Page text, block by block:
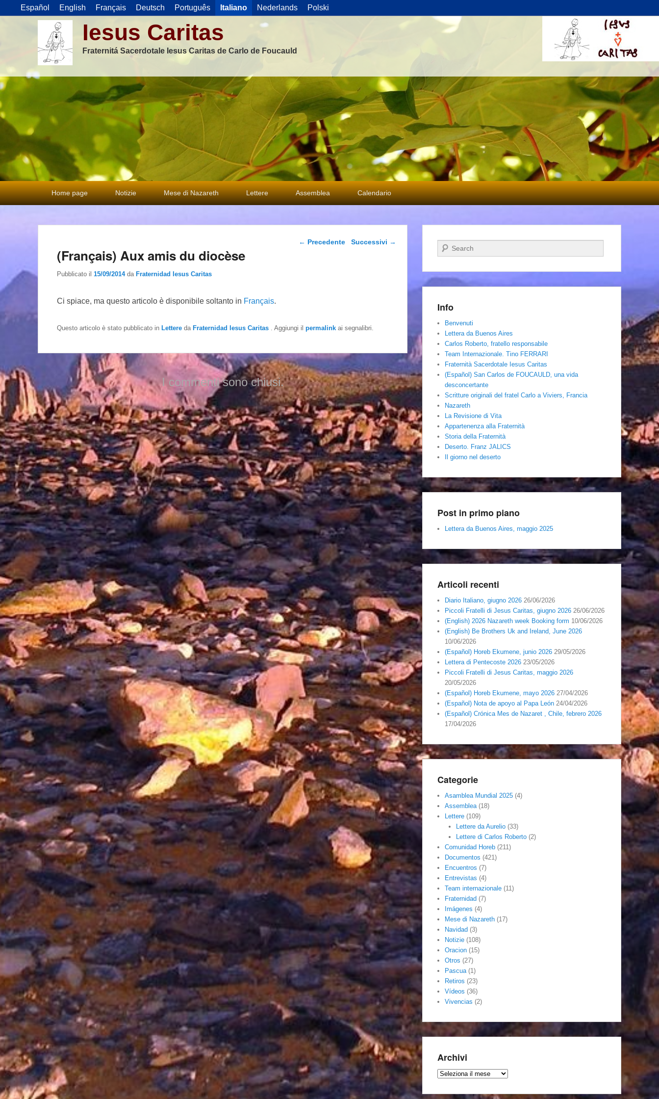
Español English Français Deutsch Português Italiano Nederlands Polski
Iesus Caritas
Fraternitá Sacerdotale Iesus Caritas de Carlo de Foucauld
Menu
principale
Home page Notizie Mese di Nazareth Lettere Assemblea Calendario
Navigazione articolo
← Precedente Successivi →
(Français) Aux amis du diocèse
Pubblicato il 15/09/2014 da Fraternidad Iesus Caritas
Ci spiace, ma questo articolo è disponibile soltanto in Français.
Questo articolo è stato pubblicato in Lettere da Fraternidad Iesus Caritas . Aggiungi il permalink ai segnalibri.
I commenti sono chiusi.
Cerca
Info
Benvenuti
Lettera da Buenos Aires
Carlos Roberto, fratello responsabile
Team Internazionale. Tino FERRARI
Fraternità Sacerdotale Iesus Caritas
(Español) San Carlos de FOUCAULD, una vida
desconcertante
Scritture originali del fratel Carlo a Viviers, Francia
Nazareth
La Revisione di Vita
Appartenenza alla Fraternità
Storia della Fraternità
Deserto. Franz JALICS
Il giorno nel deserto
Post in primo piano
Lettera da Buenos Aires, maggio 2025
Articoli recenti
Diario Italiano, giugno 2026 26/06/2026
Piccoli Fratelli di Jesus Caritas, giugno 2026 26/06/2026
(English) 2026 Nazareth week Booking form 10/06/2026
(English) Be Brothers Uk and Ireland, June 2026
10/06/2026
(Español) Horeb Ekumene, junio 2026 29/05/2026
Lettera di Pentecoste 2026 23/05/2026
Piccoli Fratelli di Jesus Caritas, maggio 2026
20/05/2026
(Español) Horeb Ekumene, mayo 2026 27/04/2026
(Español) Nota de apoyo al Papa León 24/04/2026
(Español) Crónica Mes de Nazaret , Chile, febrero 2026
17/04/2026
Categorie
Asamblea Mundial 2025 (4)
Assemblea(18)
Lettere (109)
Lettere da Aurelio(33)
Lettere di Carlos Roberto(2)
Comunidad Horeb (211)
Documentos (421)
Encuentros (7)
Entrevistas (4)
Team internazionale (11)
Fraternidad (7)
Imágenes (4)
Mese di Nazareth (17)
Navidad (3)
Notizie (108)
Oracion (15)
Otros (27)
Pascua(1)
Retiros (23)
Vídeos (36)
Vivencias (2)
Archivi
Archivi